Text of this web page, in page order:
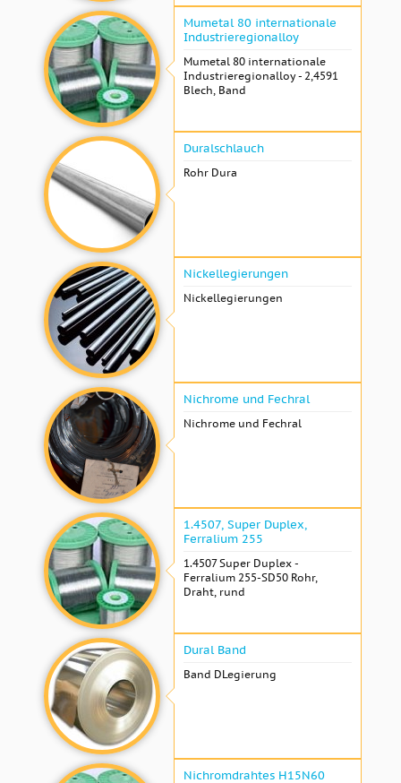
Mumetal 80 internationale
Industrieregionalloy
Mumetal 80 internationale
Industrieregionalloy - 2,4591
Blech, Band
Duralschlauch
Rohr Dura
Nickellegierungen
Nickellegierungen
Nichrome und Fechral
Nichrome und Fechral
1.4507, Super Duplex,
Ferralium 255
1.4507 Super Duplex -
Ferralium 255-SD50 Rohr,
Draht, rund
Dural Band
Band DLegierung
Nichromdrahtes H15N60